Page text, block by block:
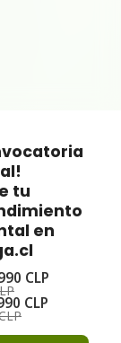
tu
en
CLP
CLP